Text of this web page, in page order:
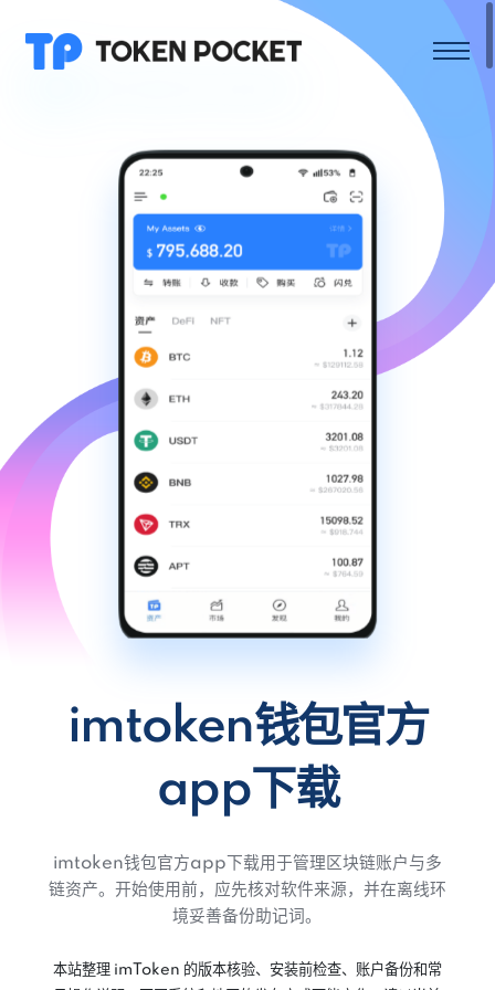
imtoken钱包官方
app下载
imtoken钱包官方app下载用于管理区块链账户与多
链资产。开始使用前，应先核对软件来源，并在离线环
境妥善备份助记词。
本站整理 imToken 的版本核验、安装前检查、账户备份和常